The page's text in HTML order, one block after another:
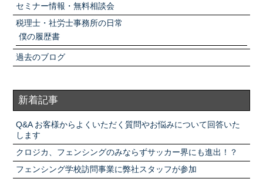
セミナー情報・無料相談会
税理士・社労士事務所の日常
僕の履歴書
過去のブログ
新着記事
Q&A お客様からよくいただく質問やお悩みについて回答いた
します
クロジカ、フェンシングのみならずサッカー界にも進出！？
フェンシング学校訪問事業に弊社スタッフが参加